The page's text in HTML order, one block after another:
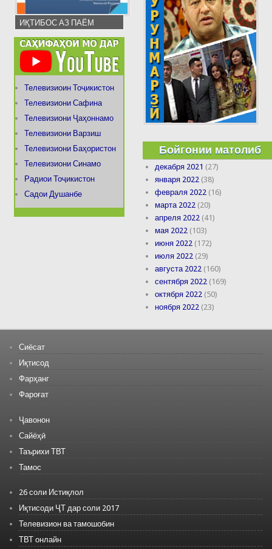
ИҚТИБОС АЗ ПАЁМ
Телевизиоин Тоҷикистон
Телевизиони Сафина
Телевизиони Ҷаҳоннамо
Телевизиони Варзиш
Телевизиони Баҳористон
Телевизиони Синамо
Радиои Тоҷикистон
Садои Душанбе
Бойгонии матолиб
декабря 2021 (27)
января 2022 (38)
февраля 2022 (16)
марта 2022 (20)
апреля 2022 (41)
мая 2022 (103)
июня 2022 (172)
июля 2022 (29)
августа 2022 (160)
сентября 2022 (169)
октября 2022 (50)
ноября 2022 (23)
Сиёсат
Иқтисод
Фарҳанг
Фароғат
Ҷавонон
Сайёҳӣ
Таърихи ТВТ
Тамос
26 соли Истиқлол
Иқтисоди ҶТ дар соли 2017
Телевизион ва тамошобин
ТВТ онлайн